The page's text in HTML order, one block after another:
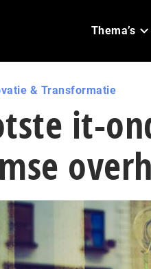
Thema’s
& Transformatie
it-